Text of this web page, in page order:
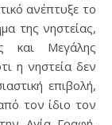
ανέπτυξε το
της νηστείας,
και Μεγάλης
η νηστεία δεν
επιβολή,
τον ίδιο τον